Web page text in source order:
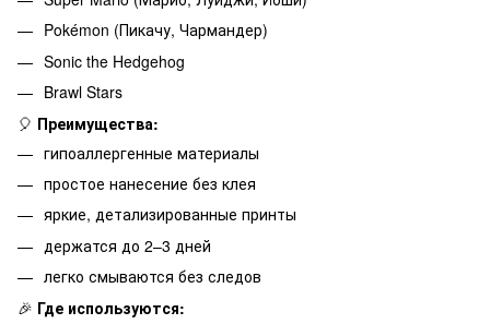
Pokémon (Пикачу, Чармандер)
Sonic the Hedgehog
Brawl Stars
🎈 Преимущества:
гипоаллергенные материалы
простое нанесение без клея
яркие, детализированные принты
держатся до 2–3 дней
легко смываются без следов
🎉 Где используются: